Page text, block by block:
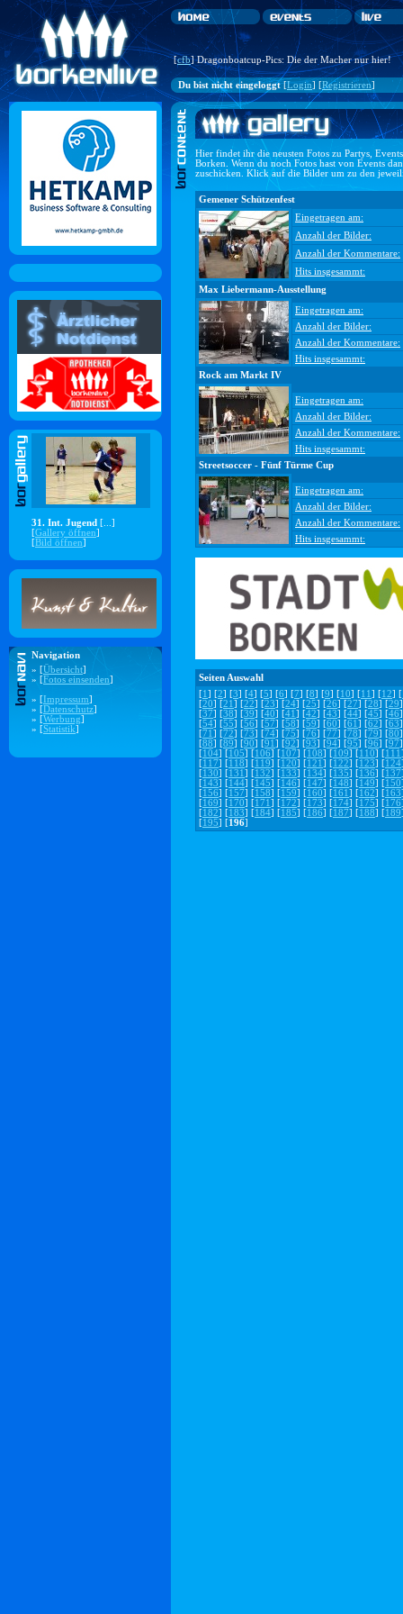
[cfb] Dragonboatcup-Pics: Die der Macher nur hier!
Du bist nicht eingeloggt[Login] [Registrieren]
31. Int. Jugend [...]
[Gallery öffnen]
[Bild öffnen]
Navigation
» [Übersicht]
» [Fotos einsenden]
» [Impressum]
» [Datenschutz]
» [Werbung]
» [Statistik]
Hier findet ihr die neusten Fotos zu Partys,
Borken. Wenn du noch Fotos hast von Events
zuschicken. Klick auf die Bilder um zu den
Gemener Schützenfest
Eingetragen am:
Anzahl der Bilder:
Anzahl der Kommentare:
Hits insgesammt:
Max Liebermann-Ausstellung
Eingetragen am:
Anzahl der Bilder:
Anzahl der Kommentare:
Hits insgesammt:
Rock am Markt IV
Eingetragen am:
Anzahl der Bilder:
Anzahl der Kommentare:
Hits insgesammt:
Streetsoccer - Fünf Türme Cup
Eingetragen am:
Anzahl der Bilder:
Anzahl der Kommentare:
Hits insgesammt:
Seiten Auswahl
[1 ] [2] [3] [4] [5] [6] [7] [8] [9] [10] [11 ] [12] [
[20] [21 ] [22] [23] [24] [25] [26] [27] [28] [29
[37] [38] [39] [40] [41 ] [42] [43] [44] [45] [46
[54] [55] [56] [57] [58] [59] [60] [61 ] [62] [63
[71 ] [72] [73] [74] [75] [76] [77] [78] [79] [80
[88] [89] [90] [91 ] [92] [93] [94] [95] [96] [97
[104] [105] [106] [107] [108] [109] [110] [111
[117] [118] [119] [120] [121 ] [122] [123] [124
[130] [131 ] [132] [133] [134] [135] [136] [137
[143] [144] [145] [146] [147] [148] [149] [150
[156] [157] [158] [159] [160] [161 ] [162] [163
[169] [170] [171 ] [172] [173] [174] [175] [176
[182] [183] [184] [185] [186] [187] [188] [189
[195] [196]